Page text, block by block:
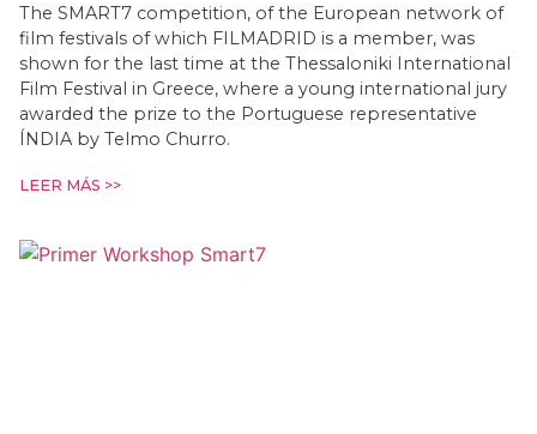
The SMART7 competition, of the European network of
film festivals of which FILMADRID is a member, was
shown for the last time at the Thessaloniki International
Film Festival in Greece, where a young international jury
awarded the prize to the Portuguese representative
ÍNDIA by Telmo Churro.
LEER MÁS >>